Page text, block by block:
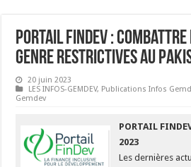
Portail FinDev : Combattre
genre restrictives au
20 juin 2023
LES INFOS-GEMDEV, Publications Infos
Gemdev
PORTAIL
2023
Les dernières